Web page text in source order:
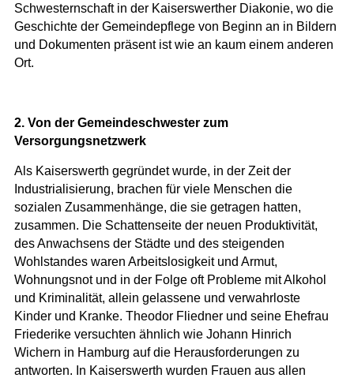
Schwesternschaft in der Kaiserswerther Diakonie, wo die
Geschichte der Gemeindepflege von Beginn an in Bildern
und Dokumenten präsent ist wie an kaum einem anderen
Ort.
2. Von der Gemeindeschwester zum
Versorgungsnetzwerk
Als Kaiserswerth gegründet wurde, in der Zeit der
Industrialisierung, brachen für viele Menschen die
sozialen Zusammenhänge, die sie getragen hatten,
zusammen. Die Schattenseite der neuen Produktivität,
des Anwachsens der Städte und des steigenden
Wohlstandes waren Arbeitslosigkeit und Armut,
Wohnungsnot und in der Folge oft Probleme mit Alkohol
und Kriminalität, allein gelassene und verwahrloste
Kinder und Kranke. Theodor Fliedner und seine Ehefrau
Friederike versuchten ähnlich wie Johann Hinrich
Wichern in Hamburg auf die Herausforderungen zu
antworten. In Kaiserswerth wurden Frauen aus allen